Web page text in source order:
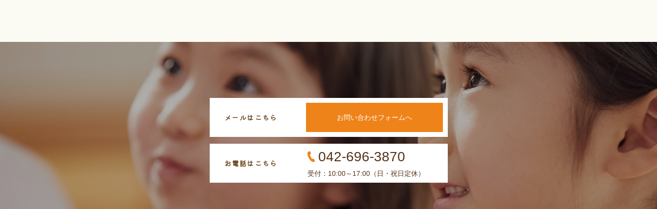
メールはこちら お問い合わせフォームへ
お電話はこちら 042-696-3870
受付：10:00～17:00（日・祝日定休）